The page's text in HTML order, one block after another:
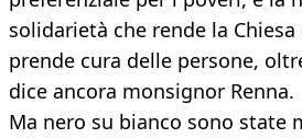
solidarietà che rende la
prende cura delle persone,
dice ancora monsignor Renna.
Ma nero su bianco sono state